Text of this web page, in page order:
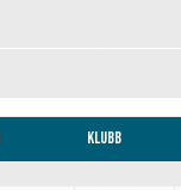
Klubb